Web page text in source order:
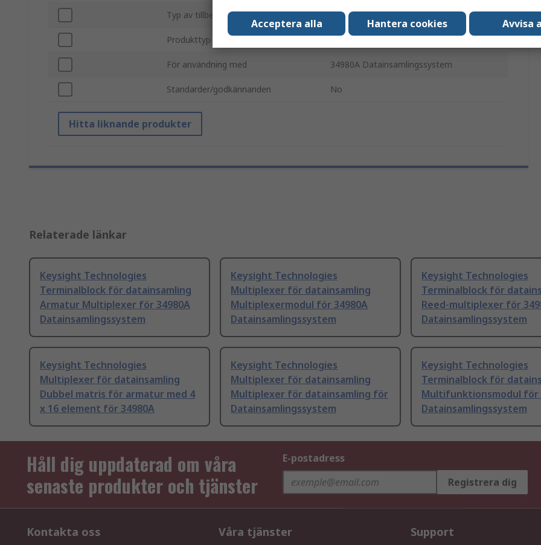
Typ av tillbehör Armatur Multiplexer
Produkttyp
För användning med 34980A Datainsamlingssystem
Standarder/godkännanden No
Hitta liknande produkter
Relaterade länkar
Keysight Technologies
Terminalblock för datainsamling
Armatur Multiplexer för 34980A
Datainsamlingssystem
Keysight Technologies
Multiplexer för datainsamling
Multiplexermodul för 34980A
Datainsamlingssystem
Keysight Technologies
Terminalblock för
Reed-multiplexer för
Datainsamlingssystem
Keysight Technologies
Multiplexer för datainsamling
Dubbel matris för armatur med 4
x 16 element för 34980A
Keysight Technologies
Multiplexer för datainsamling
Multiplexer för datainsamling för
Datainsamlingssystem
Keysight Technologies
Terminalblock för
Multifunktionsmodul för
Datainsamlingssystem
Håll dig uppdaterad om våra
senaste produkter och tjänster
E-postadress
Registrera dig
Kontakta oss Våra tjänster Support
Acceptera alla Hantera cookies Avvisa